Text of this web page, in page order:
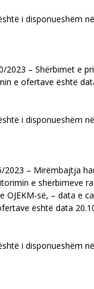
i disponueshëm në
2023 – Shërbimet e
e ofertave është
i disponueshëm në
2023 – Mirëmbajtja
e shërbimeve
OJEKM-së, – data e
është data
i disponueshëm